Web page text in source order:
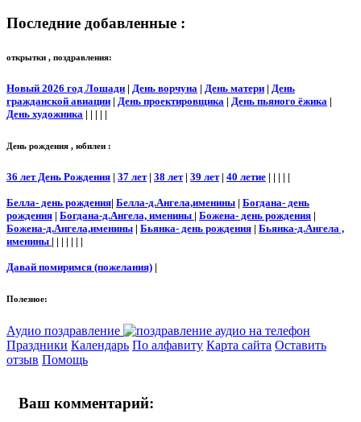
Последние добавленные :
открытки , поздравления:
Новый 2026 год Лошади | День ворчуна | День матери | День
гражданской авиации | День проектировщика | День пьяного ёжика |
День художника | | | | |
День рождения , юбилеи :
36 лет День Рождения | 37 лет| 38 лет| 39 лет| 40 летие | | | | |
Белла- день рождения| Белла-д.Ангела,именины | Богдана- день
рождения | Богдана-д.Ангела, именины | Божена- день рождения |
Божена-д.Ангела,именины | Бьянка- день рождения | Бьянка-д.Ангела ,
именины | | | | | | |
Давай помиримся (пожелания) |
Полезное:
Аудио поздравление
Праздники Календарь По алфавиту Карта сайта Оставить
отзыв Помощь
Ваш комментарий: